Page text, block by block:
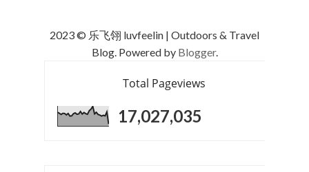
2023 © 乐飞翎 luvfeelin | Outdoors & Travel
Blog. Powered by Blogger.
Total Pageviews
17,027,035